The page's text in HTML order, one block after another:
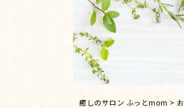
癒しのサロン ふっとmom >